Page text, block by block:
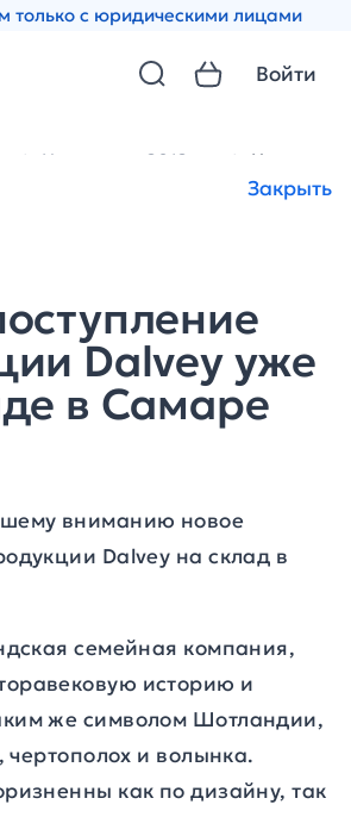
только с юридическими лицами
Закрыть
Войти
Новости за 2012 год Новое
Dalvey уже
в Самаре
вниманию новое
Dalvey на склад в
семейная компания,
историю и
же символом Шотландии,
чертополох и волынка.
как по дизайну, так